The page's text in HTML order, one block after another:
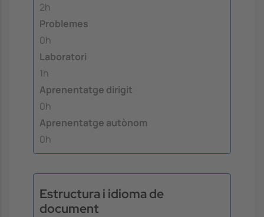
2h
Problemes
0h
Laboratori
1h
Aprenentatge dirigit
0h
Aprenentatge autònom
0h
Estructura i idioma de
document